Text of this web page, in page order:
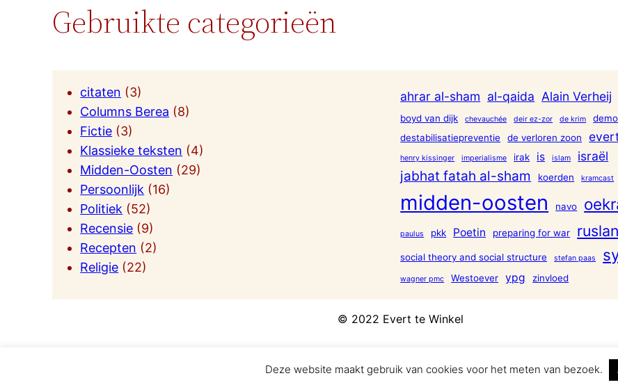
Gebruikte categorieën
citaten (3)
Columns Berea (8)
Fictie (3)
Klassieke teksten (4)
Midden-Oosten (29)
Persoonlijk (16)
Politiek (52)
Recensie (9)
Recepten (2)
Religie (22)
ahrar al-sham al-qaida Alain Verheij
boyd van dijk
chevauchée deir ez-zor de krim
destabilisatiepreventie
de verloren zoon
henry kissinger imperialisme irak is islam israël
jabhat fatah al-sham koerden kramcast
midden-oosten navo
paulus pkk Poetin preparing for war
social theory and social structure stefan paas
wagner pmc Westoever ypg zinvloed
© 2022 Evert te Winkel
Deze website maakt gebruik van cookies voor het meten van bezoek.